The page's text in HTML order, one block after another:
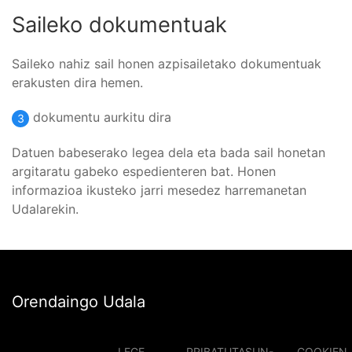
Saileko dokumentuak
Saileko nahiz sail honen azpisailetako dokumentuak
erakusten dira hemen.
3 dokumentu aurkitu dira
Datuen babeserako legea dela eta bada sail honetan
argitaratu gabeko espedienteren bat. Honen
informazioa ikusteko jarri mesedez harremanetan
Udalarekin.
Orendaingo Udala